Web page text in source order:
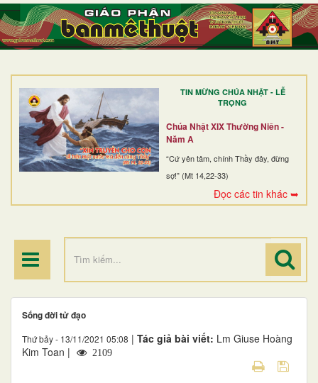
TIN MỪNG CHÚA NHẬT - LỄ
TRỌNG
Chúa Nhật XIX Thường Niên -
Năm A
“Cứ yên tâm, chính Thầy đây, đừng
sợ!” (Mt 14,22-33)
Đọc các tin khác ➥
TRANG NHẤT
GIỚI THIỆU
DÒNG TU
BAN MỤC VỤ
ĐOÀN THỂ CG
ĐIỂM HÀNH HƯƠNG
Sống đời tử đạo
Thứ bảy - 13/11/2021 05:08 | Tác giả bài viết: Lm Giuse Hoàng
Kim Toan |
2109